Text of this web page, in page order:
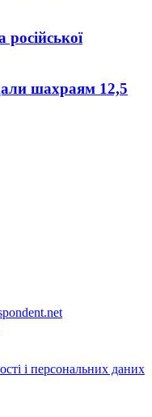
шахраям 12,5
і персональних даних